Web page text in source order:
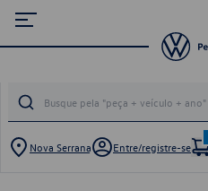
Nova Serrana Entre/registre-se